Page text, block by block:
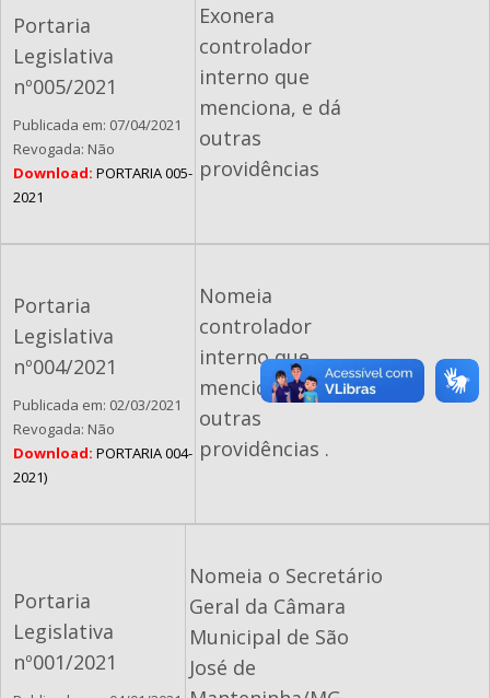
Portaria
Legislativa
nº005/2021
Publicada em: 07/04/2021
Revogada: Não
Download: PORTARIA 005-
2021
Exonera
controlador
interno que
menciona, e dá
outras
providências
Portaria
Legislativa
nº004/2021
Publicada em: 02/03/2021
Revogada: Não
Download: PORTARIA 004-
2021)
Nomeia
controlador
interno que
menciona, e dá
outras
providências .
Portaria
Legislativa
nº001/2021
Nomeia o Secretário
Geral da Câmara
Municipal de São
José de